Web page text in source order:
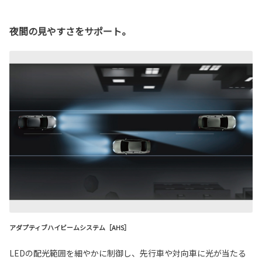
夜間の見やすさをサポート。
アダプティブハイビームシステム［AHS］
LEDの配光範囲を細やかに制御し、先行車や対向車に光が当たる